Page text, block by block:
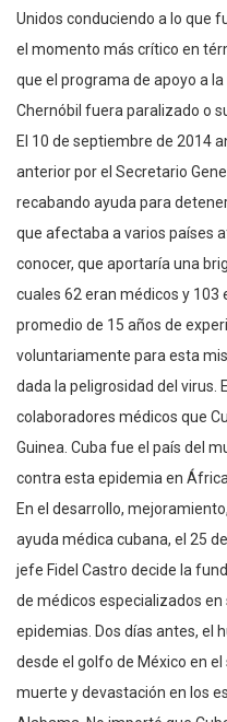
Unidos conduciendo a lo que
el momento más crítico en
que el programa de apoyo a
Chernóbil fuera paralizado o
El 10 de septiembre de 2014
anterior por el Secretario
recabando ayuda para
que afectaba a varios países
conocer, que aportaría una
cuales 62 eran médicos y
promedio de 15 años de
voluntariamente para esta
dada la peligrosidad del virus.
colaboradores médicos que
Guinea. Cuba fue el país del
contra esta epidemia en
En el desarrollo,
ayuda médica cubana, el 25
jefe Fidel Castro decide la
de médicos especializados
epidemias. Dos días antes, el
desde el golfo de México en
muerte y devastación en los